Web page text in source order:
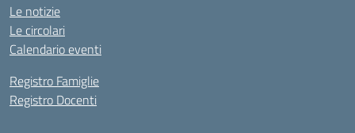
Le notizie
Le circolari
Calendario eventi
Registro Famiglie
Registro Docenti